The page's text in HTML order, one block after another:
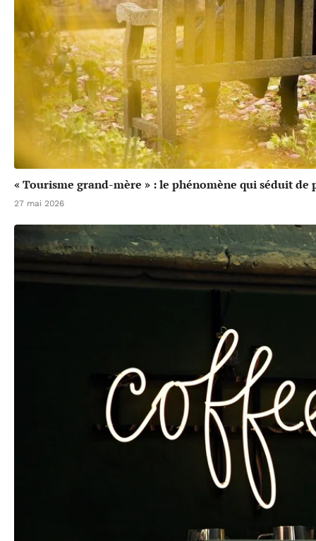
« Tourisme grand-mère » : le phénomène qui séduit de
27 mai 2026